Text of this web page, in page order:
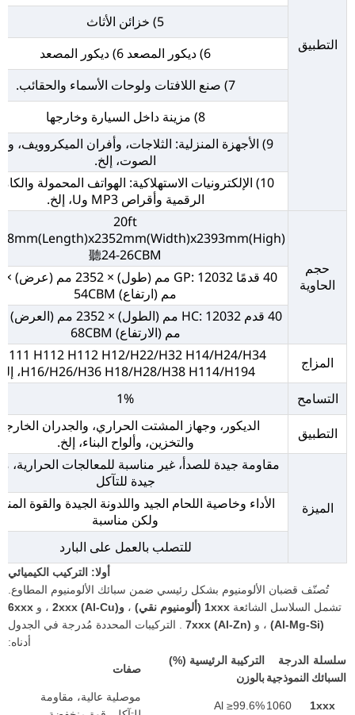
التطبيق
5) خزائن الأثاث
6) ديكور المصعد 6) ديكور المصعد
7) صنع اللافتات ولوحات الأسماء والحقائب.
8) مزينة داخل السيارة وخارجها
9) الأجهزة المنزلية: الثلاجات، وأفران الميكروويف،
الصوت، إلخ.
10) الإلكترونيات الاستهلاكية: الهواتف المحمولة
الرقمية وأقراص MP3 وU، إلخ.
حجم
الحاوية
20ft
聽24-26CBM
مم (ارتفاع) 54CBM
مم (الارتفاع) 68CBM
المزاج
H112 H112 H12/H22/H32 H14/H24/H34
H16/H26/H36 H18/H28/H38 H114/H194، إلخ.
التسامح
1%
التطبيق
الديكور، وجهاز المشتت الحراري، والجدران
والتخزين، وألواح البناء، إلخ.
الميزة
مقاومة جيدة للصدأ، غير مناسبة للمعالجات الحرارية،
جيدة للتآكل
الأداء وخاصية اللحام الجيد واللدونة الجيدة والقوة
ولكن مناسبة
للتصلب بالعمل على البارد
أولا: التركيب الكيميائي
تُصنّف قضبان الألومنيوم بشكل رئيسي ضمن سبائك الألومنيوم المطاوع.
تشمل السلاسل الشائعة 1xxx (ألومنيوم نقي) ، و2xxx (Al-Cu) ، و 6xxx
(Al-Mg-Si) ، و 7xxx (Al-Zn)
. التركيبات المحددة مُدرجة في الجدول
أدناه:
سلسلة
السبائك
الدرجة
النموذجية
التركيبة الرئيسية (%)
بالوزن
صفات
1xxx
1060
Al ≥99.6%
موصلية عالية، مقاومة